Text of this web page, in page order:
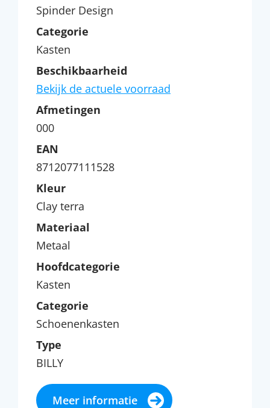
Spinder Design
Categorie
Kasten
Beschikbaarheid
Bekijk de actuele voorraad
Afmetingen
000
EAN
8712077111528
Kleur
Clay terra
Materiaal
Metaal
Hoofdcategorie
Kasten
Categorie
Schoenenkasten
Type
BILLY
Meer informatie